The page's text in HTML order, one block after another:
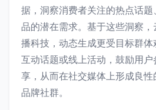
据，洞察消费者关注的热点话
品的潜在需求。基于这些洞察
播科技，动态生成更受目标群体
互动话题或线上活动，鼓励用
享，从而在社交媒体上形成良
品牌社群。